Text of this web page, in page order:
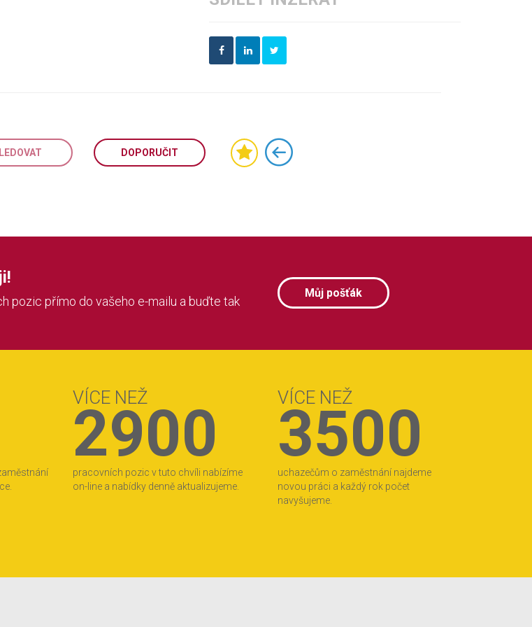
DOPORUČIT
pozic přímo do vašeho e-mailu a buďte tak
Můj pošťák
VÍCE NEŽ
2900
pracovních pozic v tuto chvíli nabízíme
on-line a nabídky denně aktualizujeme.
VÍCE NEŽ
3500
uchazečům o zaměstnání najdeme
novou práci a každý rok počet
navyšujeme.